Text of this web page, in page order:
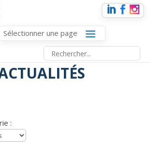
Sélectionner une page
: